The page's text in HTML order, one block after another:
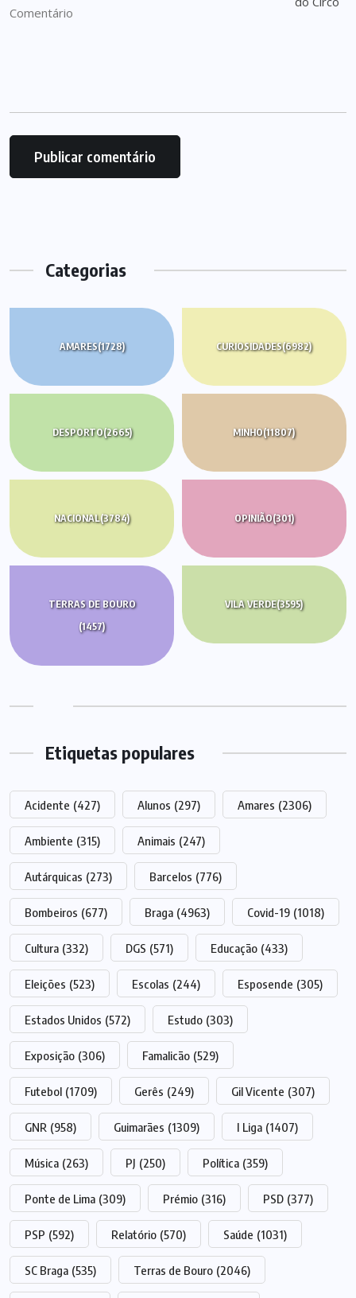
Categorias
AMARES(1728) CURIOSIDADES(6982)
DESPORTO(2665) MINHO(11807)
NACIONAL(3784) OPINIÃO(301)
TERRAS DE BOURO
(1457)
VILA VERDE(3595)
Etiquetas populares
Acidente (427) Alunos (297) Amares (2306)
Ambiente (315) Animais (247)
Autárquicas (273) Barcelos (776)
Bombeiros (677) Braga (4963) Covid-19 (1018)
Cultura (332) DGS (571) Educação (433)
Eleições (523) Escolas (244) Esposende (305)
Estados Unidos (572) Estudo (303)
Exposição (306) Famalicão (529)
Futebol (1709) Gerês (249) Gil Vicente (307)
GNR (958) Guimarães (1309) I Liga (1407)
Música (263) PJ (250) Política (359)
Ponte de Lima (309) Prémio (316) PSD (377)
PSP (592) Relatório (570) Saúde (1031)
SC Braga (535) Terras de Bouro (2046)